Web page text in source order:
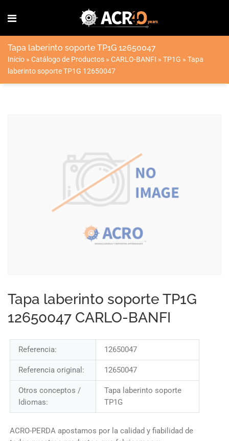
Tapa laberinto soporte TP1G 12650047
Inicio » Catálogo de Productos » CARLO-BANFI » TP1G » Tapa
laberinto soporte TP1G 12650047
Tapa laberinto soporte TP1G
12650047 CARLO-BANFI
Referencia: 12650047
Referencia original: 12650047
Otros conceptos /
Idiomas:
Tapa laberinto soporte
TP1G
ACRO-PERDA apostamos por la calidad y fiabilidad de